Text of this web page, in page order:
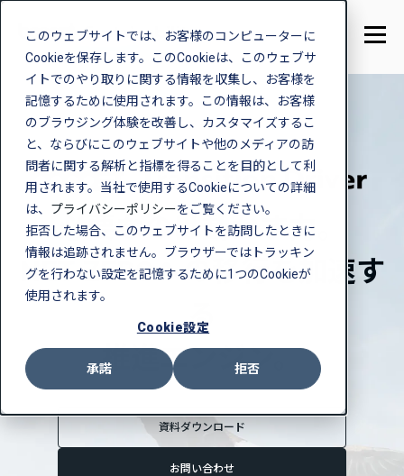
このウェブサイトでは、お客様のコンピューターに
Cookieを保存します。このCookieは、このウェブサ
イトでのやり取りに関する情報を収集し、お客様を
記憶するために使用されます。この情報は、お客様
のブラウジング体験を改善し、カスタマイズするこ
と、ならびにこのウェブサイトや他のメディアの訪
問者に関する解析と指標を得ることを目的として利
用されます。当社で使用するCookieについての詳細
は、 プライバシーポリシーをご覧ください。
拒否した場合、このウェブサイトを訪問したときに
情報は追跡されません。ブラウザーではトラッキン
グを行わない設定を記憶するために1つのCookieが
使用されます。
Cookie設定
承諾 拒否
必要なのは動かす力。
NET-ZEROへの移行を加速す
る
推進エンジン。
資料ダウンロード
お問い合わせ